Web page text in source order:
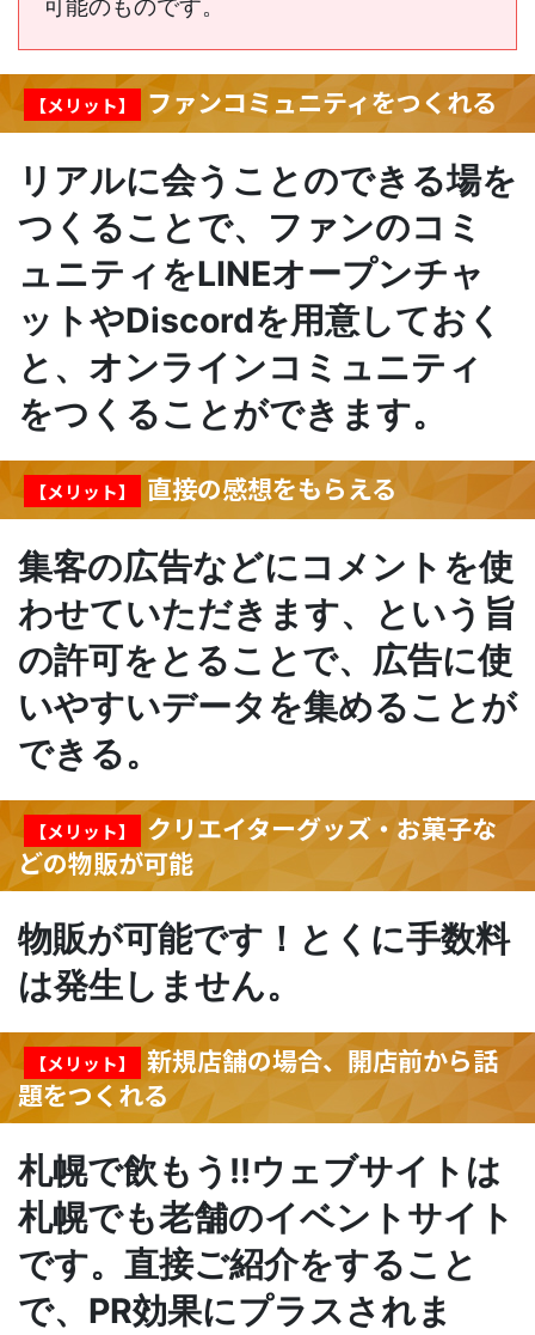
可能のものです。
【メリット】 ファンコミュニティをつくれる
リアルに会うことのできる場を
つくることで、ファンのコミ
ュニティをLINEオープンチャ
ットやDiscordを用意しておく
と、オンラインコミュニティ
をつくることができます。
【メリット】 直接の感想をもらえる
集客の広告などにコメントを使
わせていただきます、という旨
の許可をとることで、広告に使
いやすいデータを集めることが
できる。
【メリット】
クリエイターグッズ・お菓子な
どの物販が可能
物販が可能です！とくに手数料
は発生しません。
【メリット】
新規店舗の場合、開店前から話
題をつくれる
札幌で飲もう!!ウェブサイトは
札幌でも老舗のイベントサイト
です。直接ご紹介をすること
で、PR効果にプラスされま